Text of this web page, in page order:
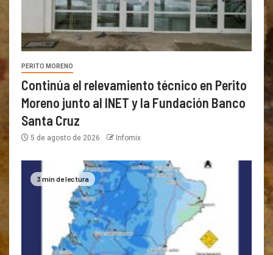
PERITO MORENO
Continúa el relevamiento técnico en Perito
Moreno junto al INET y la Fundación Banco
Santa Cruz
5 de agosto de 2026 Infomix
3 min de lectura